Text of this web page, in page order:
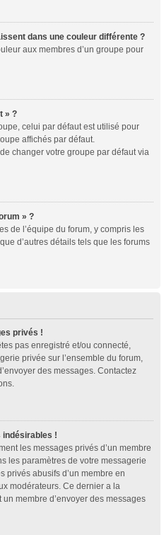
dans une couleur différente ?
aux membres d’un groupe pour
» ?
celui par défaut est utilisé pour
affichés par défaut.
changer votre groupe par défaut via
» ?
de l’équipe du forum, y compris les
d’autres détails tels que les forums
privés !
pas enregistré et/ou connecté,
privée sur l’ensemble du forum,
des messages. Contactez
!
les messages privés d’un membre
les paramètres de votre messagerie
privés abusifs d’un membre en
modérateurs. Ce dernier a la
membre d’envoyer des messages